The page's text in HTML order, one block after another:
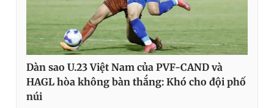
Dàn sao U.23 Việt Nam của PVF-CAND và
HAGL hòa không bàn thắng: Khó cho đội phố
núi